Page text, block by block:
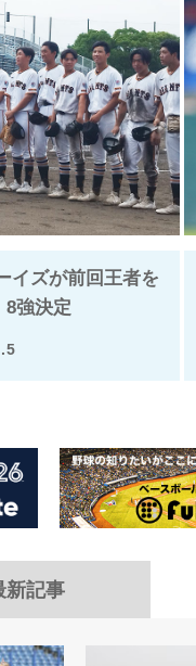
イズが前回王者を
8強決定
新記事